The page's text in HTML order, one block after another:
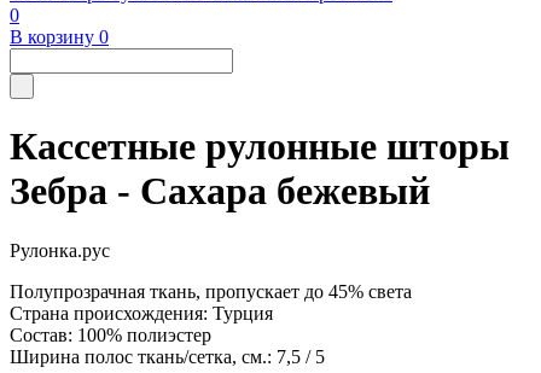
0
В корзину 0
Кассетные рулонные шторы
Зебра - Сахара бежевый
Рулонка.рус
Полупрозрачная ткань, пропускает до 45% света
Страна происхождения: Турция
Состав: 100% полиэстер
Ширина полос ткань/сетка, см.: 7,5 / 5